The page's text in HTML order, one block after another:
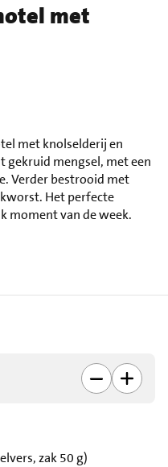
met
met knolselderij en
gekruid mengsel, met een
Verder bestrooid met
Het perfecte
moment van de week.
zak 50 g)